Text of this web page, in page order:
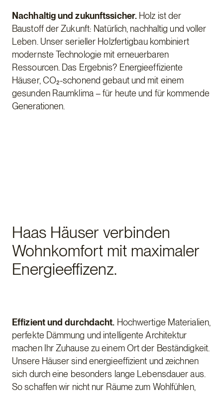
Nachhaltig und zukunftssicher. Holz ist der
Baustoff der Zukunft: Natürlich, nachhaltig und voller
Leben. Unser serieller Holzfertigbau kombiniert
modernste Technologie mit erneuerbaren
Ressourcen. Das Ergebnis? Energieeffiziente
Häuser, CO₂-schonend gebaut und mit einem
gesunden Raumklima – für heute und für kommende
Generationen.
Haas Häuser verbinden
Wohnkomfort mit maximaler
Energieeffizenz.
Effizient und durchdacht. Hochwertige Materialien,
perfekte Dämmung und intelligente Architektur
machen Ihr Zuhause zu einem Ort der Beständigkeit.
Unsere Häuser sind energieeffizient und zeichnen
sich durch eine besonders lange Lebensdauer aus.
So schaffen wir nicht nur Räume zum Wohlfühlen,